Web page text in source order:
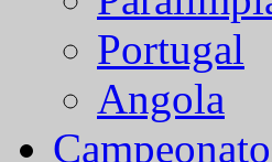
Portugal
Angola